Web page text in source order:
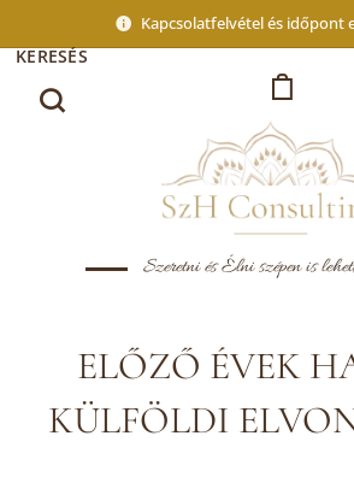
Kapcsolatfelvétel és időpont
Szeretni és Élni szépen is
KERESÉS
ELŐZŐ ÉVEK
KÜLFÖLDI